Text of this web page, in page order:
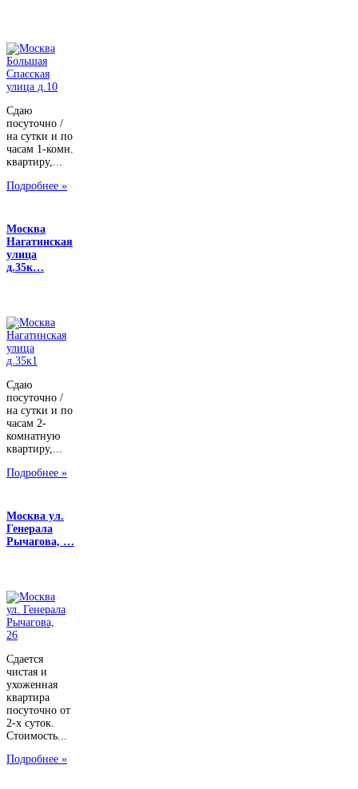
Сдаю
посуточно /
на сутки и по
часам 1-комн.
квартиру,...
Подробнее »
Москва
Нагатинская
улица
д.35к…
Сдаю
посуточно /
на сутки и по
часам 2-
комнатную
квартиру,...
Подробнее »
Москва ул.
Генерала
Рычагова, …
Сдается
чистая и
ухоженная
квартира
посуточно от
2-х суток.
Стоимость...
Подробнее »